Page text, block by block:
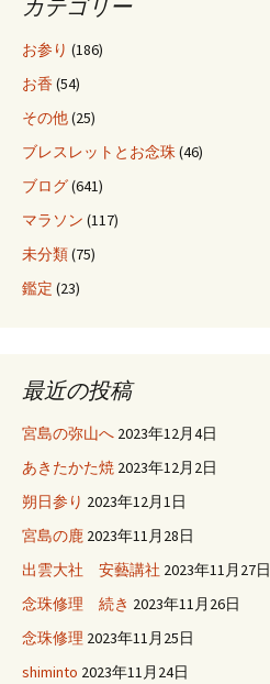
ョ
ン
カテゴリー
お参り (186)
お香(54)
その他(25)
ブレスレットとお念珠(46)
ブログ(641)
マラソン (117)
未分類(75)
鑑定 (23)
最近の投稿
宮島の弥山へ 2023年12月4日
あきたかた焼 2023年12月2日
朔日参り 2023年12月1日
宮島の鹿 2023年11月28日
出雲大社 安藝講社 2023年11月27日
念珠修理 続き 2023年11月26日
念珠修理 2023年11月25日
shiminto 2023年11月24日